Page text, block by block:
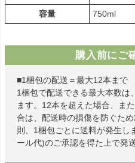
容量 750ml
購入前にご
■1梱包の配送＝最大12本まで
1梱包で配送できる最大本数は
ます。12本を超えた場合、ま
合は、配送時の損傷を防ぐた
則、1梱包ごとに送料が発生し
ール代)のご承認を得た上で発